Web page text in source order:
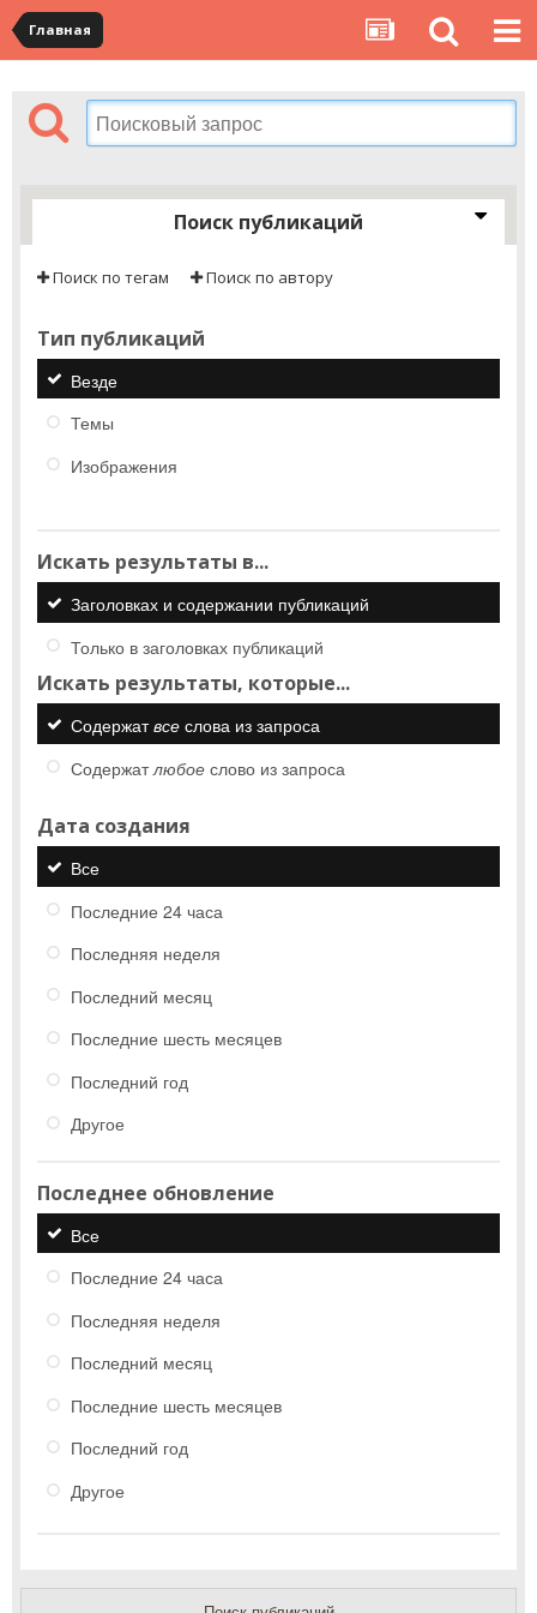
Главная
Поиск публикаций
Поиск по тегам Поиск по автору
Тип публикаций
Везде
Темы
Изображения
Искать результаты в...
Заголовках и содержании публикаций
Только в заголовках публикаций
Искать результаты, которые...
Содержатвсе слова из запроса
Содержатлюбое слово из запроса
Дата создания
Все
Последние 24 часа
Последняя неделя
Последний месяц
Последние шесть месяцев
Последний год
Другое
Последнее обновление
Все
Последние 24 часа
Последняя неделя
Последний месяц
Последние шесть месяцев
Последний год
Другое